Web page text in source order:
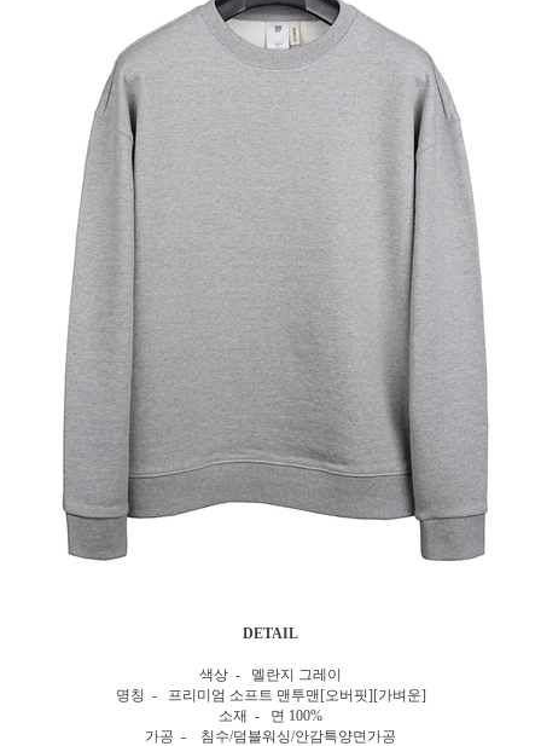
DETAIL
색상 - 멜란지 그레이
명칭 - 프리미엄 소프트 맨투맨[오버핏][가벼운]
소재 - 면 100%
가공 - 침수/덤블워싱/안감특양면가공